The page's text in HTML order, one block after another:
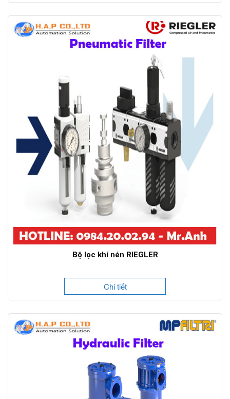
Bộ lọc khí nén RIEGLER
Chi tiết